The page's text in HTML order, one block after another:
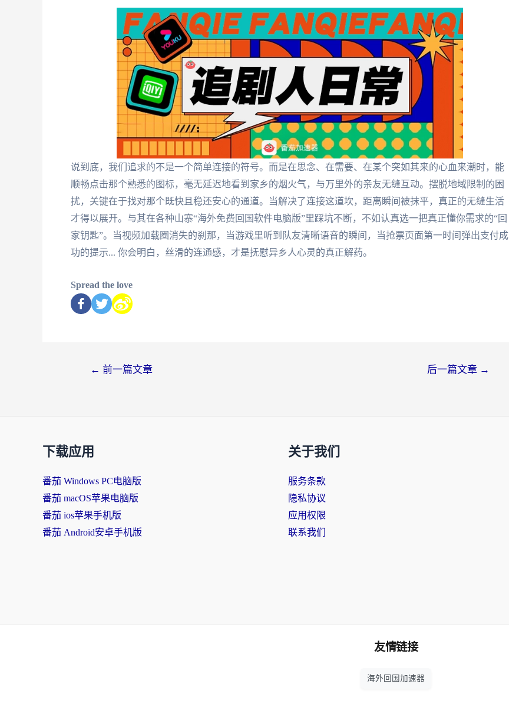
说到底，我们追求的不是一个简单连接的符号。而是在思念、在需要、在某个突如其来的心血来潮时，能
顺畅点击那个熟悉的图标，毫无延迟地看到家乡的烟火气，与万里外的亲友无缝互动。摆脱地域限制的困
扰，关键在于找对那个既快且稳还安心的通道。当解决了连接这道坎，距离瞬间被抹平，真正的无缝生活
才得以展开。与其在各种山寨“海外免费回国软件电脑版”里踩坑不断，不如认真选一把真正懂你需求的“回
家钥匙”。当视频加载圈消失的刹那，当游戏里听到队友清晰语音的瞬间，当抢票页面第一时间弹出支付成
功的提示... 你会明白，丝滑的连通感，才是抚慰异乡人心灵的真正解药。
Spread the love
← 前一篇文章 后一篇文章 →
下载应用
番茄 Windows PC电脑版
番茄 macOS苹果电脑版
番茄 ios苹果手机版
番茄 Android安卓手机版
关于我们
服务条款
隐私协议
应用权限
联系我们
友情链接
海外回国加速器